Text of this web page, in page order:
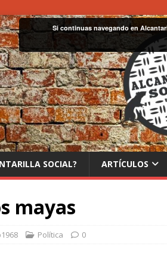
SOCIAL? ARTÍCULOS
mayas
Política 0
Si continuas navegando en